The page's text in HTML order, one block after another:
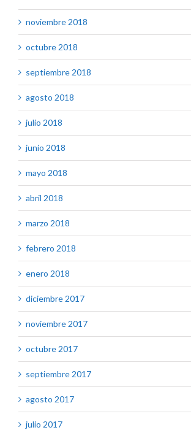
noviembre 2018
octubre 2018
septiembre 2018
agosto 2018
julio 2018
junio 2018
mayo 2018
abril 2018
marzo 2018
febrero 2018
enero 2018
diciembre 2017
noviembre 2017
octubre 2017
septiembre 2017
agosto 2017
julio 2017